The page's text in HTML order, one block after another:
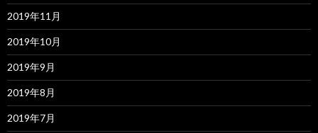
2019年11月
2019年10月
2019年9月
2019年8月
2019年7月